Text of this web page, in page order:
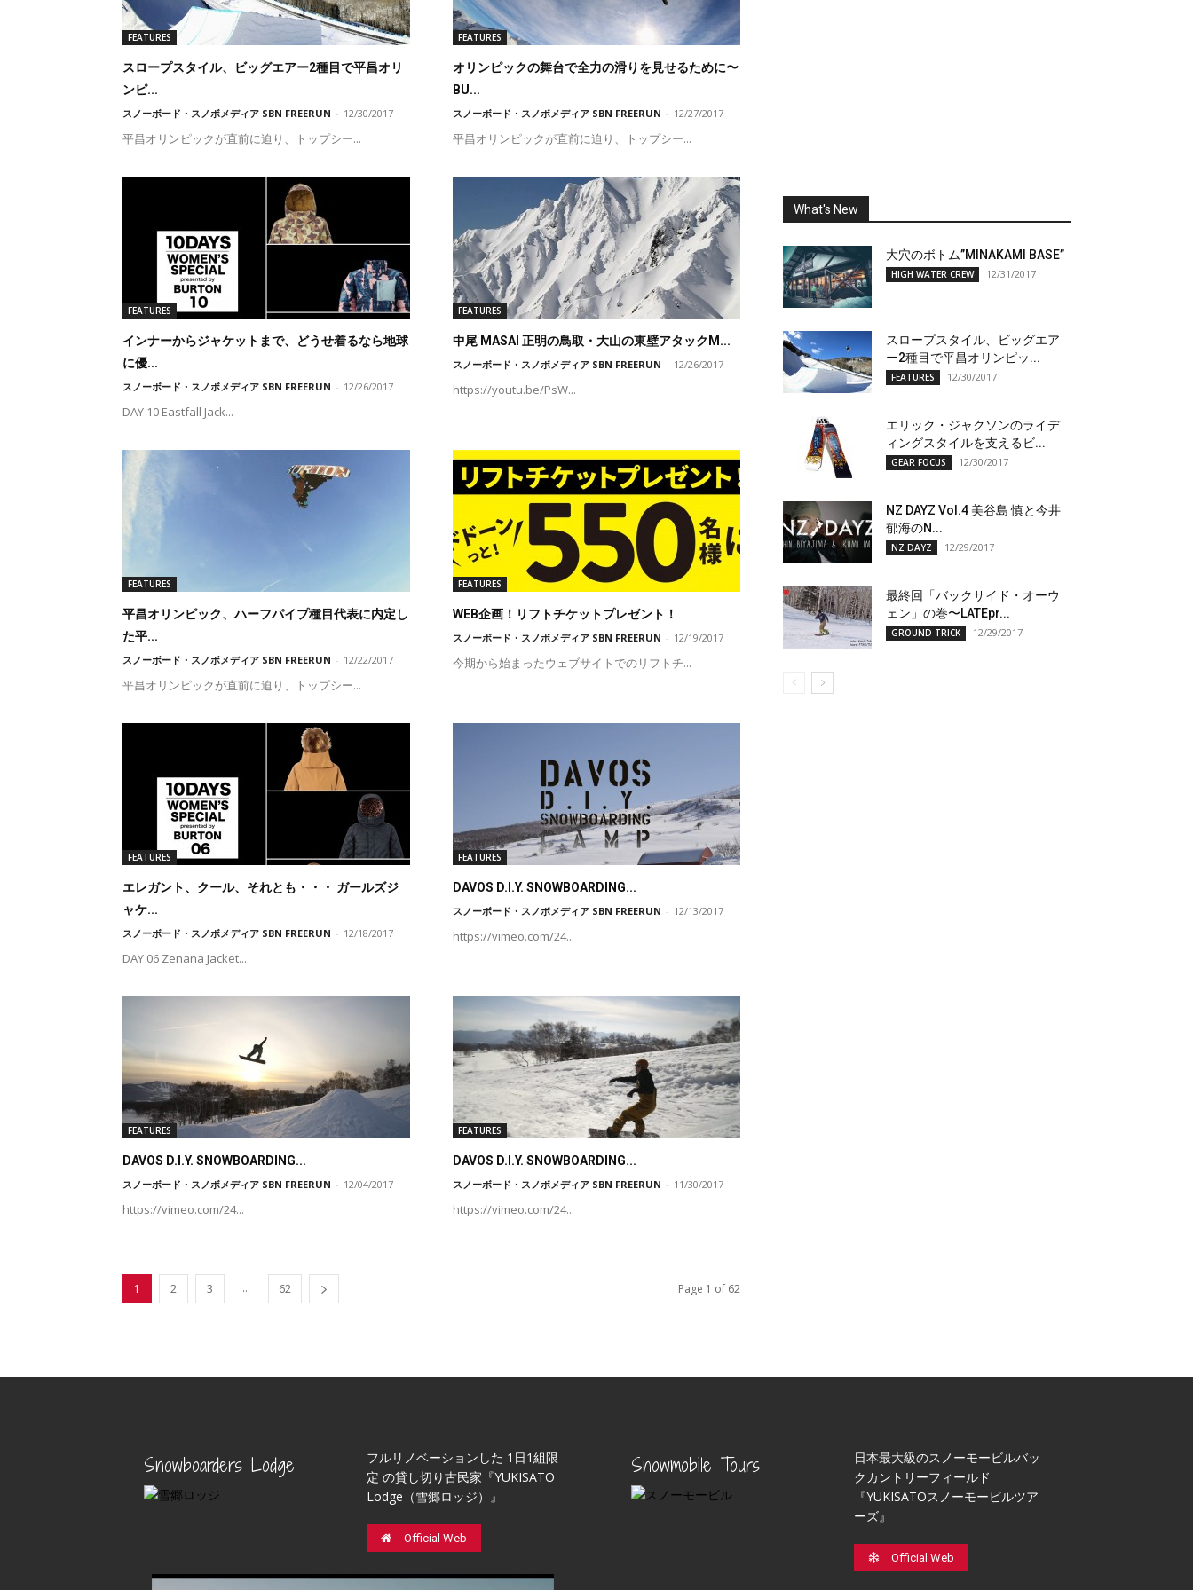
FEATURES
スロープスタイル、ビッグエアー2種目で平昌オリ
ンピ...
スノーボード・スノボメディア SBN FREERUN - 12/30/2017
平昌オリンピックが直前に迫り、トップシー...
FEATURES
オリンピックの舞台で全力の滑りを見せるために〜
BU...
スノーボード・スノボメディア SBN FREERUN - 12/27/2017
平昌オリンピックが直前に迫り、トップシー...
FEATURES
インナーからジャケットまで、どうせ着るなら地球
に優...
スノーボード・スノボメディア SBN FREERUN - 12/26/2017
DAY 10 Eastfall Jack...
FEATURES
中尾 MASAI 正明の鳥取・大山の東壁アタックM...
スノーボード・スノボメディア SBN FREERUN - 12/26/2017
https://youtu.be/PsW...
FEATURES
平昌オリンピック、ハーフパイプ種目代表に内定し
た平...
スノーボード・スノボメディア SBN FREERUN - 12/22/2017
平昌オリンピックが直前に迫り、トップシー...
FEATURES
WEB企画！リフトチケットプレゼント！
スノーボード・スノボメディア SBN FREERUN - 12/19/2017
今期から始まったウェブサイトでのリフトチ...
FEATURES
エレガント、クール、それとも・・・ ガールズジ
ャケ...
スノーボード・スノボメディア SBN FREERUN - 12/18/2017
DAY 06 Zenana Jacket...
FEATURES
DAVOS D.I.Y. SNOWBOARDING...
スノーボード・スノボメディア SBN FREERUN - 12/13/2017
https://vimeo.com/24...
FEATURES
DAVOS D.I.Y. SNOWBOARDING...
スノーボード・スノボメディア SBN FREERUN - 12/04/2017
https://vimeo.com/24...
FEATURES
DAVOS D.I.Y. SNOWBOARDING...
スノーボード・スノボメディア SBN FREERUN - 11/30/2017
https://vimeo.com/24...
1 2 3 ... 62 Page 1 of 62
What's New
大穴のボトム”MINAKAMI BASE”
HIGH WATER CREW 12/31/2017
スロープスタイル、ビッグエア
ー2種目で平昌オリンピッ...
FEATURES 12/30/2017
エリック・ジャクソンのライデ
ィングスタイルを支えるビ...
GEAR FOCUS 12/30/2017
NZ DAYZ Vol.4 美谷島 慎と今井
郁海のN...
NZ DAYZ 12/29/2017
最終回「バックサイド・オーウ
ェン」の巻〜LATEpr...
GROUND TRICK 12/29/2017
Snowboarders Lodge
フルリノベーションした 1日1組限
定 の貸し切り古民家『YUKISATO
Lodge（雪郷ロッジ）』
Official Web
Snowmobile Tours
日本最⼤級のスノーモービルバッ
クカントリーフィールド
『YUKISATOスノーモービルツア
ーズ』
Official Web